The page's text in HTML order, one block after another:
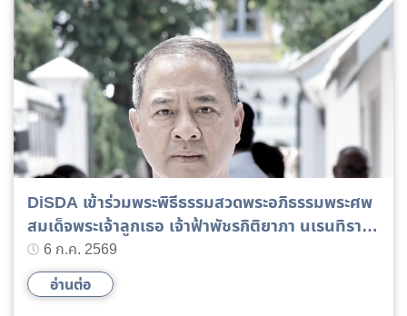
DiSDA เข้าร่วมพระพิธีธรรมสวดพระอภิธรรมพระศพ
สมเด็จพระเจ้าลูกเธอ เจ้าฟ้าพัชรกิติยาภา นเรนทิรา
เทพยวดี กรมหลวงราชสาริณีสิริพัชร มหาวัชรราชธิดา
6 ก.ค. 2569
อ่านต่อ